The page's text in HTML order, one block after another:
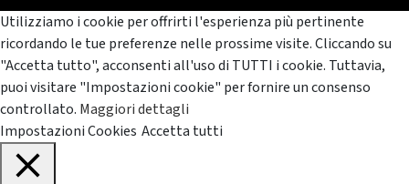
Utilizziamo i cookie per offrirti l'esperienza più pertinente
ricordando le tue preferenze nelle prossime visite. Cliccando su
"Accetta tutto", acconsenti all'uso di TUTTI i cookie. Tuttavia,
puoi visitare "Impostazioni cookie" per fornire un consenso
controllato. Maggiori dettagli
Impostazioni Cookies Accetta tutti